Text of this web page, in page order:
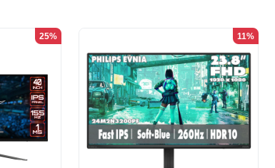
25% 11%